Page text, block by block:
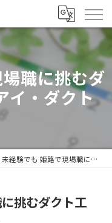
職に挑むダ
イ・ダクト
未経験でも 姫路で現場職に挑むダクト工｜株式会社アイ・ダクト
挑むダクト工